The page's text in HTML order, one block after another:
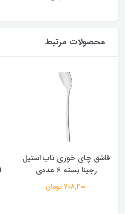
محصولات مرتبط
قاشق چای خوری ناب استیل
رجینا بسته 6 عددی
708,400 تومان